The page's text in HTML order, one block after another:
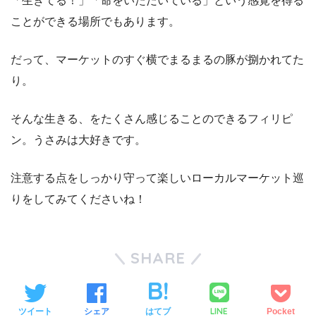
ことができる場所でもあります。
だって、マーケットのすぐ横でまるまるの豚が捌かれてた
り。
そんな生きる、をたくさん感じることのできるフィリピ
ン。うさみは大好きです。
注意する点をしっかり守って楽しいローカルマーケット巡
りをしてみてくださいね！
SHARE
ツイート シェア はてブ LINE Pocket